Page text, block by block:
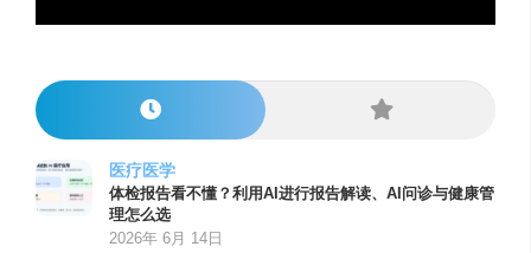
医疗医学
体检报告看不懂？利用AI进行报告解读、AI问诊与健康管
理怎么选
2026年 6月 14日